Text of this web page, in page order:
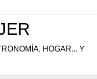
HOGAR... Y